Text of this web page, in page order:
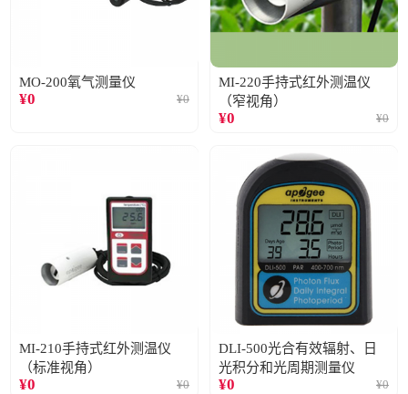
MO-200氧气测量仪
¥0 ¥0
MI-220手持式红外测温仪
（窄视角）
¥0 ¥0
MI-210手持式红外测温仪
（标准视角）
¥0 ¥0
DLI-500光合有效辐射、日
光积分和光周期测量仪
¥0 ¥0